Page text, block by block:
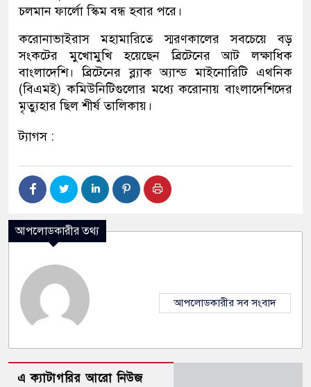
চলমান ফা‌র্লো স্কিম বন্ধ হবার প‌রে।
ক‌রোনাভাইরাস মহামা‌রি‌তে স্মরণকা‌লের সব‌চে‌য়ে বড়
সংক‌টের মু‌খোমু‌খি হয়েছেন ব্রিটেনের আট লক্ষাধিক
বাংলা‌দেশি। ব্রিটে‌নের ব্ল‌্যাক অ্যান্ড মাইনোরিটি এথ‌নিক
(বিএমই) কমিউনিটিগুলোর ম‌ধ্যে ক‌রোনায় বাংলা‌দেশি‌দের
মৃত‌্যুহার ছিল শীর্ষ তা‌লিকায়।
ট্যাগস :
আপলোডকারীর তথ্য
আপলোডকারীর সব সংবাদ
এ ক্যাটাগরির আরো নিউজ